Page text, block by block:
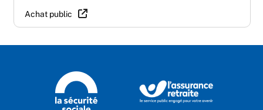
Achat public